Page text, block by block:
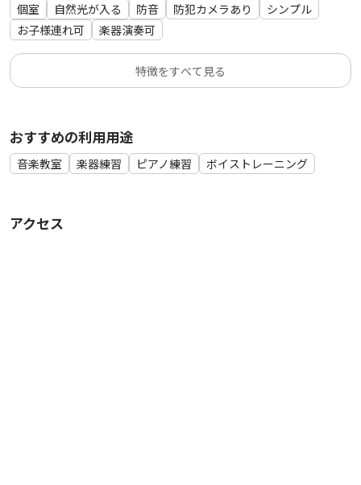
個室 自然光が入る 防音 防犯カメラあり
シンプル
お子様連れ可
楽器演奏可
特徴をすべて見る
おすすめの利用用途
音楽教室 楽器練習 ピアノ練習 ボイストレーニング
アクセス